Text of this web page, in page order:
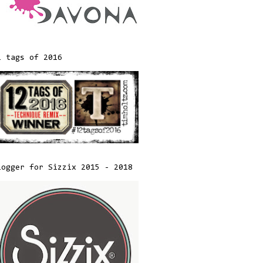
tags of 2016
for Sizzix 2015 - 2018